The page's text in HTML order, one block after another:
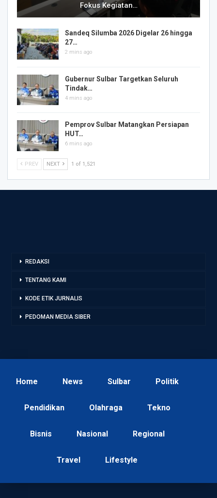
Fokus Kegiatan…
Sandeq Silumba 2026 Digelar 26 hingga
27…
2 mins ago
Gubernur Sulbar Targetkan Seluruh
Tindak…
4 mins ago
Pemprov Sulbar Matangkan Persiapan
HUT…
6 mins ago
PREV NEXT 1 of 1,521
REDAKSI
TENTANG KAMI
KODE ETIK JURNALIS
PEDOMAN MEDIA SIBER
Home News Sulbar Politik
Pendidikan Olahraga Tekno
Bisnis Nasional Regional
Travel Lifestyle